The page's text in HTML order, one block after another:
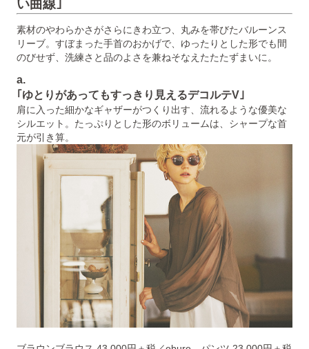
い曲線｣
素材のやわらかさがさらにきわ立つ、丸みを帯びたバルーンス
リーブ。すぼまった手首のおかげで、ゆったりとした形でも間
のびせず、洗練さと品のよさを兼ねそなえたたたずまいに。
a.
｢ゆとりがあってもすっきり見えるデコルテV｣
肩に入った細かなギャザーがつくり出す、流れるような優美な
シルエット。たっぷりとした形のボリュームは、シャープな首
元が引き算。